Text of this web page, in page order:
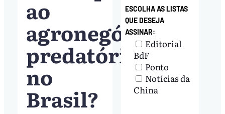
ao
agronegócio
predatório
no
Brasil?
ESCOLHA AS LISTAS
QUE DESEJA
ASSINAR:
Editorial
BdF
Ponto
Notícias da
China